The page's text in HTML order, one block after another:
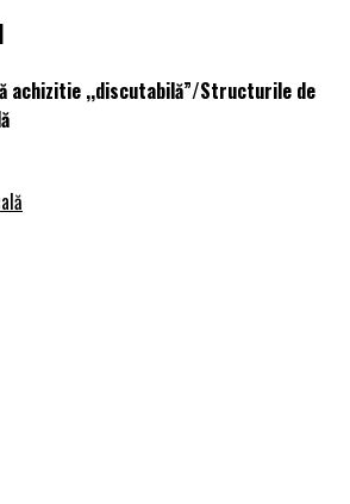
achizitie ,,discutabilă”/Structurile de